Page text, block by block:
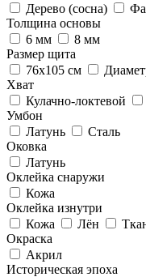
Дерево (сосна)
Толщина основы
6 мм
8 мм
Размер щита
76х105 см
Хват
Кулачно-локтевой
Умбон
Латунь
Сталь
Оковка
Латунь
Оклейка снаружи
Кожа
Оклейка изнутри
Кожа
Лён
Окраска
Акрил
Историческая эпоха